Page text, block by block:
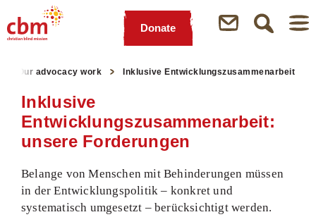
Main
Content
Main
Menu
Search
Footer
Donate
Our advocacy work Inklusive Entwicklungszusammenarbeit
Inklusive
Entwicklungszusammenarbeit:
unsere Forderungen
Belange von Menschen mit Behinderungen müssen
in der Entwicklungspolitik – konkret und
systematisch umgesetzt – berücksichtigt werden.